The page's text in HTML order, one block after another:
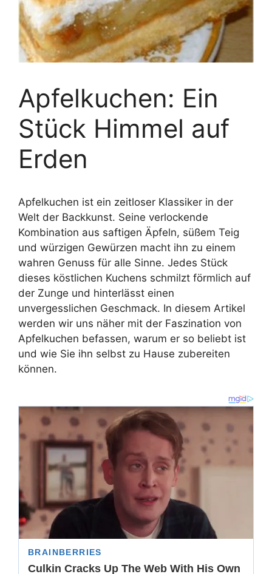
Apfelkuchen: Ein
Stück Himmel auf
Erden
Apfelkuchen ist ein zeitloser Klassiker in der
Welt der Backkunst. Seine verlockende
Kombination aus saftigen Äpfeln, süßem Teig
und würzigen Gewürzen macht ihn zu einem
wahren Genuss für alle Sinne. Jedes Stück
dieses köstlichen Kuchens schmilzt förmlich auf
der Zunge und hinterlässt einen
unvergesslichen Geschmack. In diesem Artikel
werden wir uns näher mit der Faszination von
Apfelkuchen befassen, warum er so beliebt ist
und wie Sie ihn selbst zu Hause zubereiten
können.